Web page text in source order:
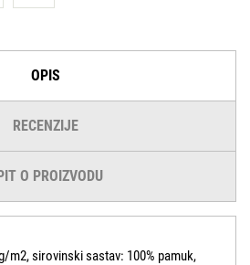
OPIS
RECENZIJE
O PROIZVODU
m2, sirovinski sastav: 100% pamuk,